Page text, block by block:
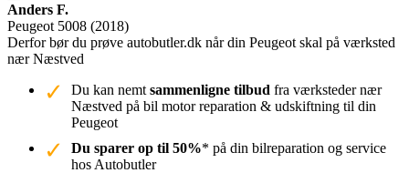
Anders F.
Peugeot 5008 (2018)
Derfor bør du prøve autobutler.dk når din Peugeot skal på værksted
nær Næstved
Du kan nemt sammenligne tilbud fra værksteder nær
Næstved på bil motor reparation & udskiftning til din
Peugeot
Du sparer op til 50%* på din bilreparation og service
hos Autobutler